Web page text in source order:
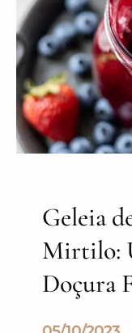
Geleia
Mirtilo:
Doçura